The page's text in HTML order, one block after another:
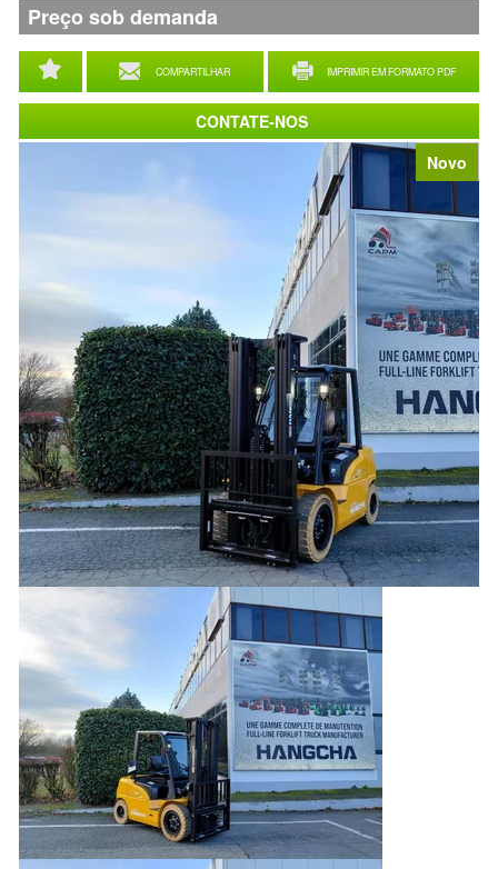
Novo
COMPARTILHAR IMPRIMIR EM FORMATO PDF
Preço sob demanda
CONTATE-NOS